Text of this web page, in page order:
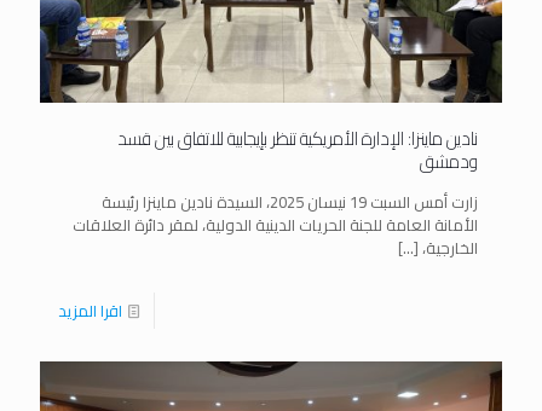
نادين ماينزا: الإدارة الأمريكية تنظر بإيجابية للاتفاق بين قسد
ودمشق
زارت أمس السبت 19 نيسان 2025، السيدة نادين ماينزا رئيسة
الأمانة العامة للجنة الحريات الدينية الدولية، لمقر دائرة العلاقات
الخارجية،[…]
اقرا المزيد